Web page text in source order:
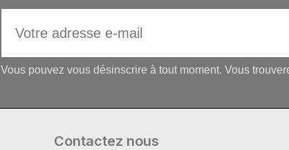
Vous pouvez vous désinscrire à tout moment. Vous
Contactez nous